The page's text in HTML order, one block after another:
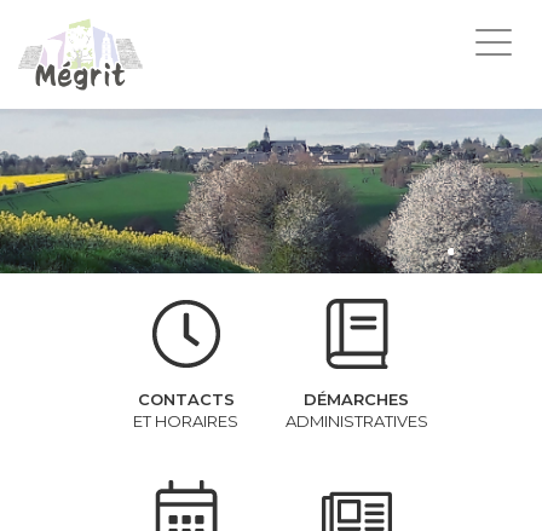
CONTACTS
ET HORAIRES
DÉMARCHES
ADMINISTRATIVES